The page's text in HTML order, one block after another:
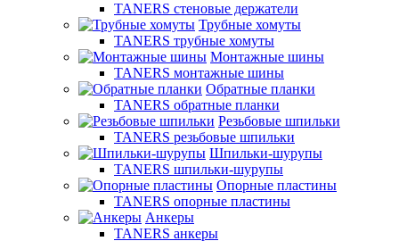
TANERS стеновые держатели
Трубные хомуты
TANERS трубные хомуты
Монтажные шины
TANERS монтажные шины
Обратные планки
TANERS обратные планки
Резьбовые шпильки
TANERS резьбовые шпильки
Шпильки-шурупы
TANERS шпильки-шурупы
Опорные пластины
TANERS опорные пластины
Анкеры
TANERS анкеры